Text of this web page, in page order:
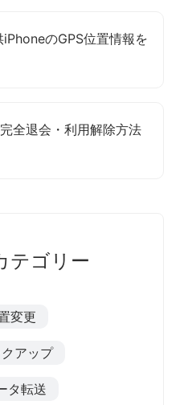
iPhoneのGPS位置情報を
全退会・利用解除方法
テゴリー
変更
アップ
タ転送